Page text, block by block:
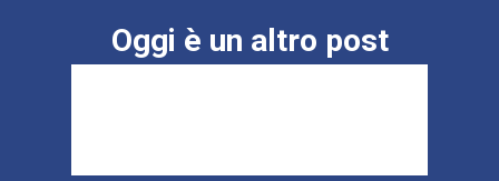
Oggi è un altro post